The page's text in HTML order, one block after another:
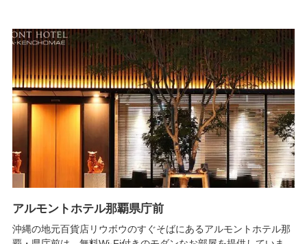
アルモントホテル那覇県庁前
沖縄の地元百貨店リウボウのすぐそばにあるアルモントホテル那